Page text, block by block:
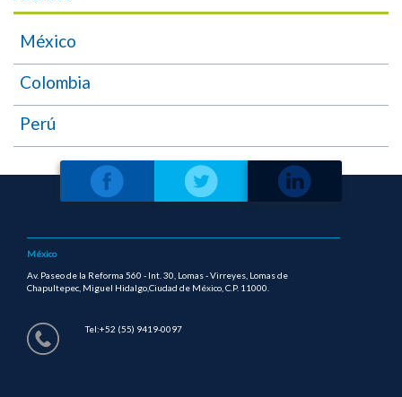
México
Colombia
Perú
México
Av. Paseo de la Reforma 560 - Int. 30, Lomas - Virreyes, Lomas de
Chapultepec, Miguel Hidalgo,Ciudad de México, C.P. 11000.
Tel:+52 (55) 9419-0097